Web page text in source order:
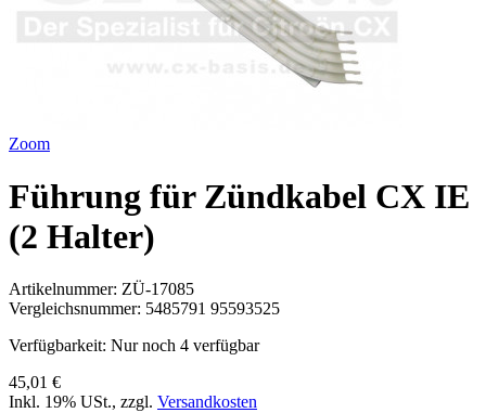
Zoom
Führung für Zündkabel CX IE
(2 Halter)
Artikelnummer: ZÜ-17085
Vergleichsnummer: 5485791 95593525
Verfügbarkeit: Nur noch 4 verfügbar
45,01 €
Inkl. 19% USt., zzgl. Versandkosten